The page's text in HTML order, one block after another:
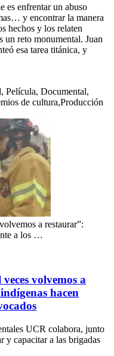
es enfrentar un abuso
y encontrar la manera
hechos y los relaten
un reto monumental. Juan
esa tarea titánica, y
Película, Documental,
de cultura,Producción
a restaurar”:
a los …
volvemos a
hacen
UCR colabora, junto
y capacitar a las brigadas